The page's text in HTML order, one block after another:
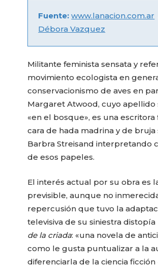
Fuente: www.lanacion.com.ar
Débora Vazquez
Militante feminista sensata y
movimiento ecologista en
conservacionismo de aves en
Margaret Atwood, cuyo apellido
«en el bosque», es una
cara de hada madrina y de bruja
Barbra Streisand interpretando
de esos papeles.
El interés actual por su obra es
previsible, aunque no
repercusión que tuvo la
televisiva de su siniestra distopía
de la criada: «una novela de
como le gusta puntualizar a la
diferenciarla de la ciencia ficción